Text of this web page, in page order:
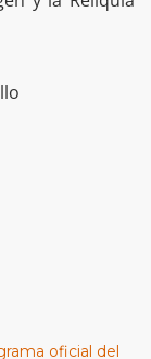
oficial del